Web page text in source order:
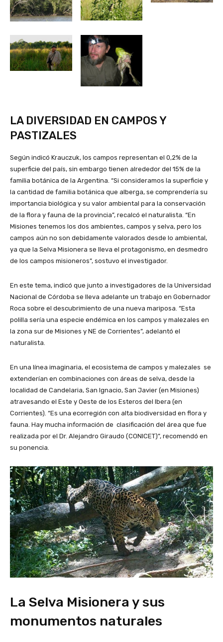
LA DIVERSIDAD EN CAMPOS Y
PASTIZALES
Según indicó Krauczuk, los campos representan el 0,2% de la
superficie del país, sin embargo tienen alrededor del 15% de la
familia botánica de la Argentina. “Si consideramos la superficie y
la cantidad de familia botánica que alberga, se comprendería su
importancia biológica y su valor ambiental para la conservación
de la flora y fauna de la provincia”, recalcó el naturalista. “En
Misiones tenemos los dos ambientes, campos y selva, pero los
campos aún no son debidamente valorados desde lo ambiental,
ya que la Selva Misionera se lleva el protagonismo, en desmedro
de los campos misioneros”, sostuvo el investigador.
En este tema, indicó que junto a investigadores de la Universidad
Nacional de Córdoba se lleva adelante un trabajo en Gobernador
Roca sobre el descubrimiento de una nueva mariposa. “Esta
polilla sería una especie endémica en los campos y malezales en
la zona sur de Misiones y NE de Corrientes”, adelantó el
naturalista.
En una línea imaginaria, el ecosistema de campos y malezales se
extenderían en combinaciones con áreas de selva, desde la
localidad de Candelaria, San Ignacio, San Javier (en Misiones)
atravesando el Este y Oeste de los Esteros del Ibera (en
Corrientes). “Es una ecorregión con alta biodiversidad en flora y
fauna. Hay mucha información de clasificación del área que fue
realizada por el Dr. Alejandro Giraudo (CONICET)”, recomendó en
su ponencia.
La Selva Misionera y sus
monumentos naturales